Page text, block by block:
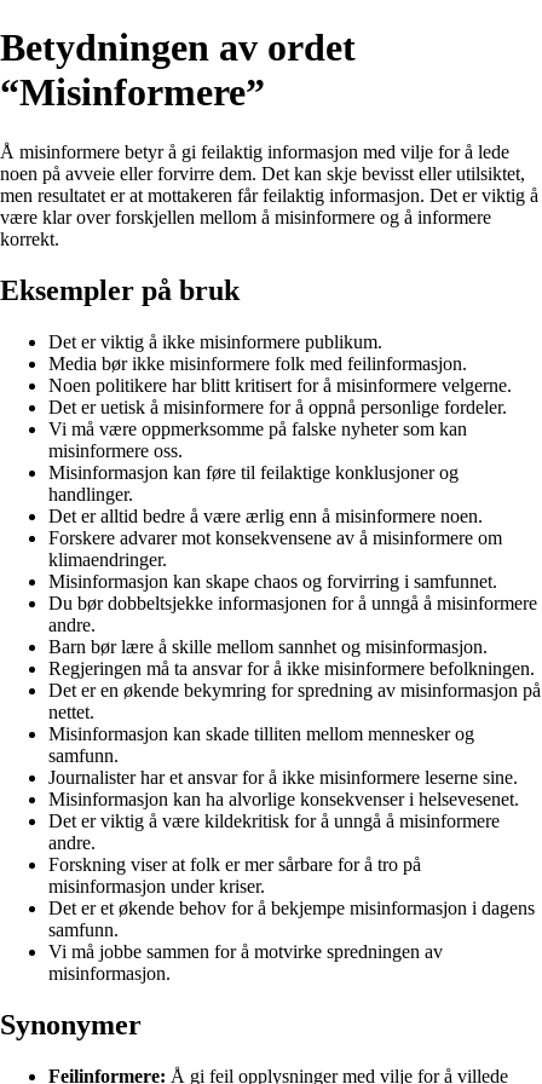
Betydningen av ordet
“Misinformere”
Å misinformere betyr å gi feilaktig informasjon med vilje for å lede
noen på avveie eller forvirre dem. Det kan skje bevisst eller utilsiktet,
men resultatet er at mottakeren får feilaktig informasjon. Det er viktig å
være klar over forskjellen mellom å misinformere og å informere
korrekt.
Eksempler på bruk
Det er viktig å ikke misinformere publikum.
Media bør ikke misinformere folk med feilinformasjon.
Noen politikere har blitt kritisert for å misinformere velgerne.
Det er uetisk å misinformere for å oppnå personlige fordeler.
Vi må være oppmerksomme på falske nyheter som kan
misinformere oss.
Misinformasjon kan føre til feilaktige konklusjoner og
handlinger.
Det er alltid bedre å være ærlig enn å misinformere noen.
Forskere advarer mot konsekvensene av å misinformere om
klimaendringer.
Misinformasjon kan skape chaos og forvirring i samfunnet.
Du bør dobbeltsjekke informasjonen for å unngå å misinformere
andre.
Barn bør lære å skille mellom sannhet og misinformasjon.
Regjeringen må ta ansvar for å ikke misinformere befolkningen.
Det er en økende bekymring for spredning av misinformasjon på
nettet.
Misinformasjon kan skade tilliten mellom mennesker og
samfunn.
Journalister har et ansvar for å ikke misinformere leserne sine.
Misinformasjon kan ha alvorlige konsekvenser i helsevesenet.
Det er viktig å være kildekritisk for å unngå å misinformere
andre.
Forskning viser at folk er mer sårbare for å tro på
misinformasjon under kriser.
Det er et økende behov for å bekjempe misinformasjon i dagens
samfunn.
Vi må jobbe sammen for å motvirke spredningen av
misinformasjon.
Synonymer
Feilinformere: Å gi feil opplysninger med vilje for å villede